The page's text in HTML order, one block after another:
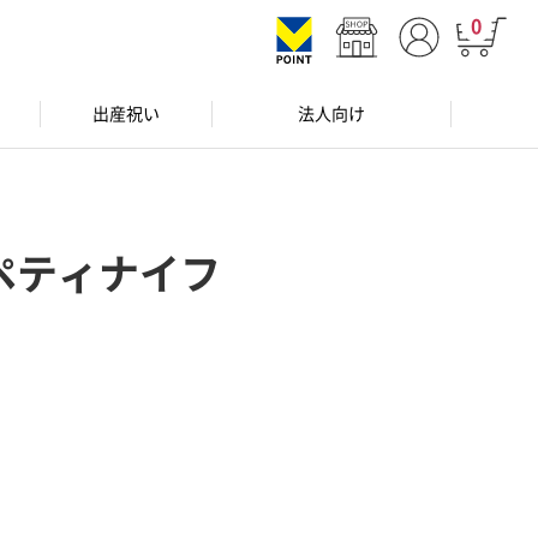
0
出産祝い 法人向け
ィナイフ